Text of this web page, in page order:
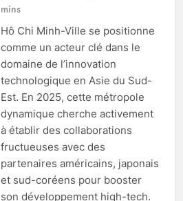
mins
Hô Chi Minh-Ville se positionne
comme un acteur clé dans le
domaine de l’innovation
technologique en Asie du Sud-
Est. En 2025, cette métropole
dynamique cherche activement
à établir des collaborations
fructueuses avec des
partenaires américains, japonais
et sud-coréens pour booster
son développement high-tech.